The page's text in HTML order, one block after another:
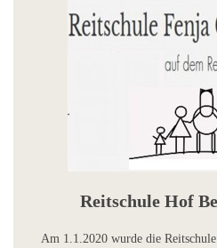
Reitschule Hof
Am 1.1.2020 wurde die